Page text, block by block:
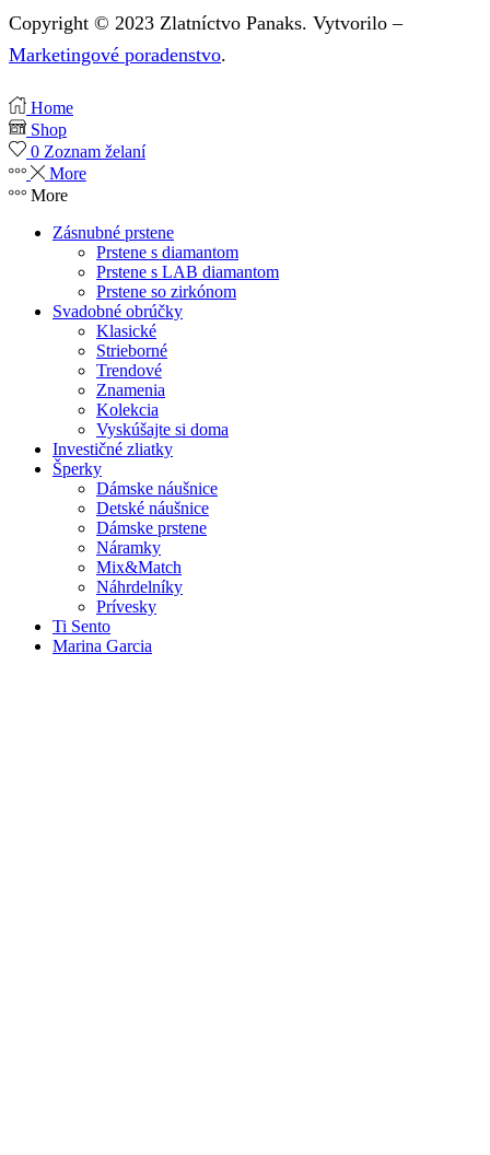
Copyright © 2023 Zlatníctvo Panaks. Vytvorilo –
Marketingové poradenstvo.
Home
Shop
0 Zoznam želaní
More
More
Zásnubné prstene
Prstene s diamantom
Prstene s LAB diamantom
Prstene so zirkónom
Svadobné obrúčky
Klasické
Strieborné
Trendové
Znamenia
Kolekcia
Vyskúšajte si doma
Investičné zliatky
Šperky
Dámske náušnice
Detské náušnice
Dámske prstene
Náramky
Mix&Match
Náhrdelníky
Prívesky
Ti Sento
Marina Garcia